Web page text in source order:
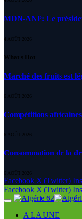
MDN-ANP: Le
4 AOÛT 2026
What's Hot
Marché des fruits est
6 AOÛT 2026
Compétitions
6 AOÛT 2026
Consommation de la
6 AOÛT 2026
Facebook X (Twitter)
Facebook X (Twitter)
A LA UNE